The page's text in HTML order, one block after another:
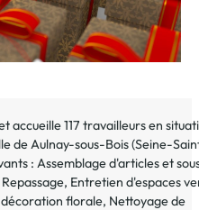
accueille 117 travailleurs en
deAulnay-sous-Bois(Seine-
: Assemblage d'articles et
Repassage, Entretien d'espaces
florale, Nettoyage de